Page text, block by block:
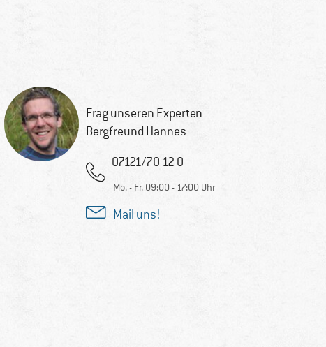
Frag unseren Experten
Bergfreund Hannes
07121/70 12 0
Mo. - Fr. 09:00 - 17:00 Uhr
Mail uns!